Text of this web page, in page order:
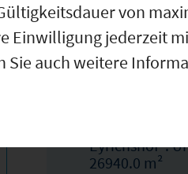
Weitere
Gebiet
Eyrichshof :
26940.0 m²
von
Einwilligung jederzeit
Sie auch weitere